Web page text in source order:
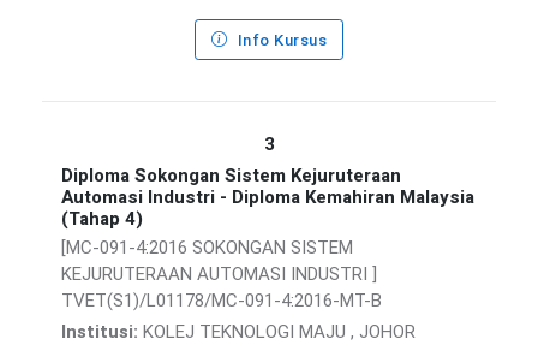
Info Kursus
3
Diploma Sokongan Sistem Kejuruteraan
Automasi Industri - Diploma Kemahiran Malaysia
(Tahap 4)
[MC-091-4:2016 SOKONGAN SISTEM
KEJURUTERAAN AUTOMASI INDUSTRI ]
TVET(S1)/L01178/MC-091-4:2016-MT-B
Institusi: KOLEJ TEKNOLOGI MAJU , JOHOR